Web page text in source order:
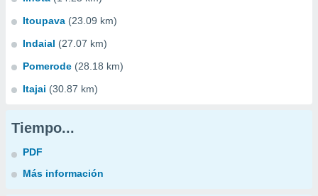
Itoupava (23.09 km)
Indaial (27.07 km)
Pomerode (28.18 km)
Itajai (30.87 km)
Tiempo...
PDF
Más información